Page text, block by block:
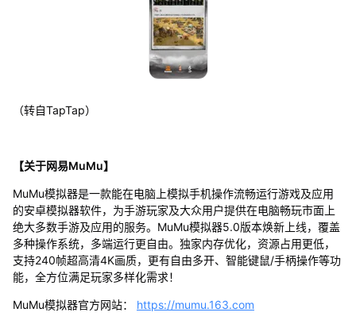
（转自TapTap）
【关于网易MuMu】
MuMu模拟器是一款能在电脑上模拟手机操作流畅运行游戏及应用
的安卓模拟器软件，为手游玩家及大众用户提供在电脑畅玩市面上
绝大多数手游及应用的服务。MuMu模拟器5.0版本焕新上线，覆盖
多种操作系统，多端运行更自由。独家内存优化，资源占用更低，
支持240帧超高清4K画质，更有自由多开、智能键鼠/手柄操作等功
能，全方位满足玩家多样化需求！
MuMu模拟器官方网站： https://mumu.163.com